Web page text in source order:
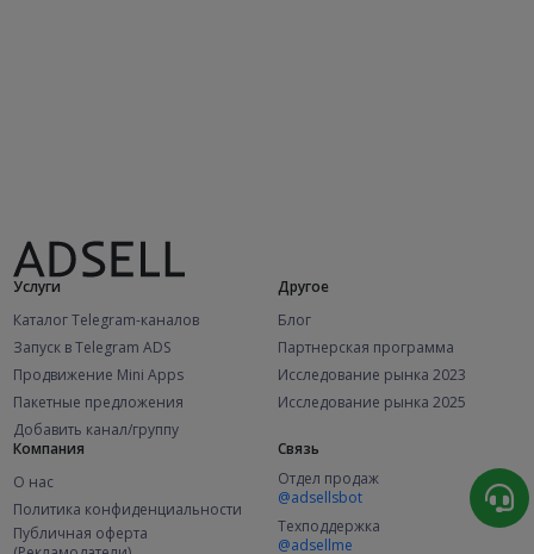
Услуги
Каталог Telegram-каналов
Запуск в Telegram ADS
Продвижение Mini Apps
Пакетные предложения
Добавить канал/группу
Другое
Блог
Партнерская программа
Исследование рынка 2023
Исследование рынка 2025
Компания
О нас
Политика конфиденциальности
Публичная оферта
Связь
Отдел продаж
@adsellsbot
Техподдержка
@adsellme